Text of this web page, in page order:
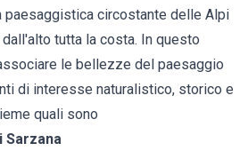
paesaggistica circostante delle Alpi
tutta la costa. In questo
le bellezze del paesaggio
di interesse naturalistico, storico e
quali sono
Sarzana